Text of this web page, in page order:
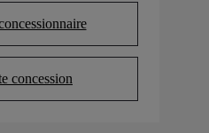
in new tab)
concession
in new tab)